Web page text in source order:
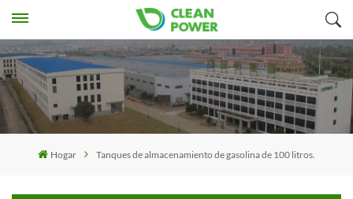
Hogar Tanques de almacenamiento de gasolina de 100 litros.